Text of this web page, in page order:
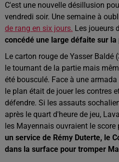
C'est une nouvelle désillusion
vendredi soir. Une semaine à
de rang en six jours. Les joueurs
concédé une large défaite sur
Le carton rouge de Yasser Baldé
le tournant de la partie mais
été bousculé. Face à une
le plan était de jouer les contres
défendre. Si les assauts
après le quart d'heure de jeu,
les Mayennais ouvraient le
un service de Rémy Duterte, le
dans la surface pour tromper